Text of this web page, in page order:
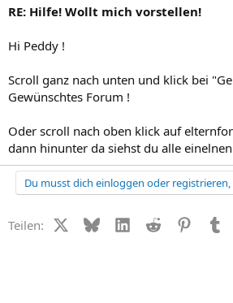
RE: Hilfe! Wollt mich vorstellen!
Hi Peddy !
Scroll ganz nach unten und klick bei
Gewünschtes Forum !
Oder scroll nach oben klick auf
dann hinunter da siehst du alle
Du musst dich einloggen oder
Teilen: X (Twitter)
BlueskyLinkedIn
Reddit